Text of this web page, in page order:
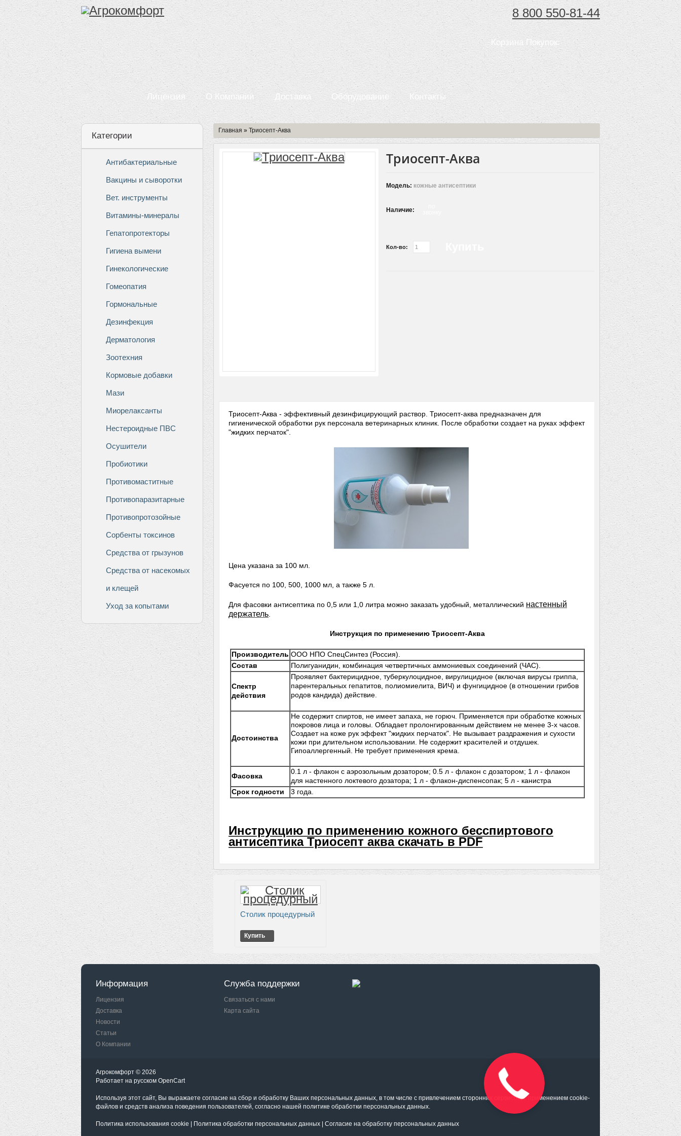
Корзина Покупок:
8 800 550-81-44
Лицензия О Компании Доставка Оборудование Контакты
Категории
Антибактериальные
Вакцины и сыворотки
Вет. инструменты
Витамины-минералы
Гепатопротекторы
Гигиена вымени
Гинекологические
Гомеопатия
Гормональные
Дезинфекция
Дерматология
Зоотехния
Кормовые добавки
Мази
Миорелаксанты
Нестероидные ПВС
Осушители
Пробиотики
Противомаститные
Противопаразитарные
Противопротозойные
Сорбенты токсинов
Средства от грызунов
Средства от насекомых
и клещей
Уход за копытами
Главная » Триосепт-Аква
Триосепт-Аква
Модель: кожные антисептики
Наличие:
Кол-во:
Триосепт-Аква - эффективный дезинфицирующий раствор. Триосепт-аква предназначен для
гигиенической обработки рук персонала ветеринарных клиник. После обработки сoздает на руках эффект
"жидких перчаток".
Цена указана за 100 мл.
Фасуется по 100, 500, 1000 мл, а также 5 л.
Для фасовки антисептика по 0,5 или 1,0 литра можно заказать удобный, металлический настенный
держатель
Инструкция по применению Триосепт-Аква
Производитель ООО НПО СпецСинтез (Россия).
Состав
Полигуанидин, комбинация четвертичных аммониевых соединений (ЧАС).
Спектр
действия
Проявляет бактерицидное, туберкулоцидное, вирулицидное (включая вирусы гриппа,
парентеральных гепатитов, полиомиелита, ВИЧ) и фунгицидное (в отношении грибов
родов кандида) действие.
Достоинства
Не содержит спиртов, не имеет запаха, не горюч. Применяется при обработке кожных
покровов лица и головы. Обладает пролонгированным действием не менее 3-х часов.
Создает на коже рук эффект "жидких перчаток". Не вызывает раздражения и сухости
кожи при длительном использовании. Не содержит красителей и отдушек.
Гипоаллергенный. Не требует применения крема.
Фасовка
0.1 л - флакон с аэрозольным дозатором; 0.5 л - флакон с дозатором; 1 л - флакон
для настенного локтевого дозатора; 1 л - флакон-диспенсопак; 5 л - канистра
Срок годности
3 года.
Инструкцию по применению кожного бесспиртового
антисептика Триосепт аква скачать в PDF
Столик процедурный
Купить
Информация
Лицензия
Доставка
Новости
Статьи
О Компании
Служба поддержки
Связаться с нами
Карта сайта
Агрокомфорт © 2026
Работает на русском OpenCart
Используя этот сайт, Вы выражаете согласие на сбор и обработку Ваших персональных данных, в том числе с привлечением сторонних сервисов, с применением cookie-
файлов и средств анализа поведения пользователей, согласно нашей политике обработки персональных данных.
Политика использования cookie Политика обработки персональных данных Согласие на обработку персональных данных